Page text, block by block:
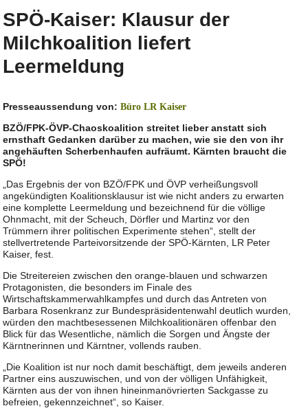
SPÖ-Kaiser: Klausur der
Milchkoalition liefert
Leermeldung
Presseaussendung von:Büro LR Kaiser
BZÖ/FPK-ÖVP-Chaoskoalition streitet lieber anstatt sich
ernsthaft Gedanken darüber zu machen, wie sie den von ihr
angehäuften Scherbenhaufen aufräumt. Kärnten braucht die
SPÖ!
„Das Ergebnis der von BZÖ/FPK und ÖVP verheißungsvoll
angekündigten Koalitionsklausur ist wie nicht anders zu erwarten
eine komplette Leermeldung und bezeichnend für die völlige
Ohnmacht, mit der Scheuch, Dörfler und Martinz vor den
Trümmern ihrer politischen Experimente stehen“, stellt der
stellvertretende Parteivorsitzende der SPÖ-Kärnten, LR Peter
Kaiser, fest.
Die Streitereien zwischen den orange-blauen und schwarzen
Protagonisten, die besonders im Finale des
Wirtschaftskammerwahlkampfes und durch das Antreten von
Barbara Rosenkranz zur Bundespräsidentenwahl deutlich wurden,
würden den machtbesessenen Milchkoalitionären offenbar den
Blick für das Wesentliche, nämlich die Sorgen und Ängste der
Kärntnerinnen und Kärntner, vollends rauben.
„Die Koalition ist nur noch damit beschäftigt, dem jeweils anderen
Partner eins auszuwischen, und von der völligen Unfähigkeit,
Kärnten aus der von ihnen hineinmanövrierten Sackgasse zu
befreien, gekennzeichnet“, so Kaiser.